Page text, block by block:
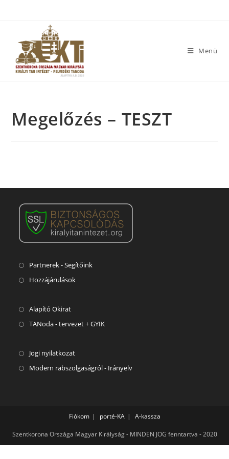
Menü
Megelőzés – TESZT
Partnerek - Segítőink
Hozzájárulások
Alapító Okirat
TANoda - tervezet + GYIK
Jogi nyilatkozat
Modern rabszolgaságról - Irányelv
Fiókom porté-KA A-kassza
Szentkorona Országa Magyar Királyság - MINDEN JOG fenntartva - 2020